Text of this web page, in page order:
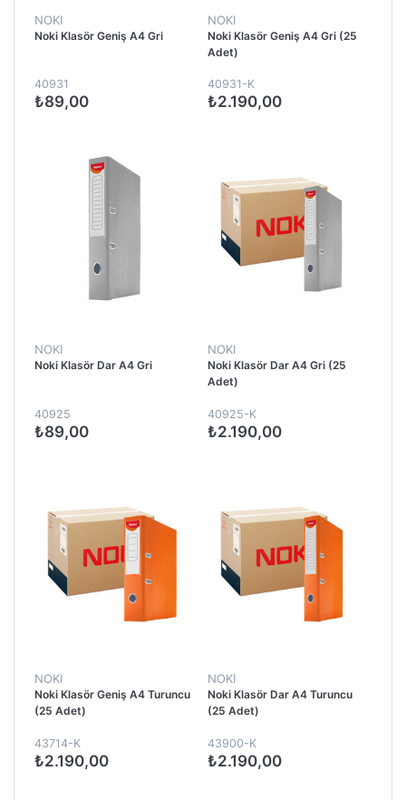
NOKI
Noki Klasör Geniş A4 Gri
40931
₺89,00
NOKI
Noki Klasör Geniş A4 Gri (25
Adet)
40931-K
₺2.190,00
NOKI
Noki Klasör Dar A4 Gri
40925
₺89,00
NOKI
Noki Klasör Dar A4 Gri (25
Adet)
40925-K
₺2.190,00
NOKI
Noki Klasör Geniş A4 Turuncu
(25 Adet)
43714-K
₺2.190,00
NOKI
Noki Klasör Dar A4 Turuncu
(25 Adet)
43900-K
₺2.190,00